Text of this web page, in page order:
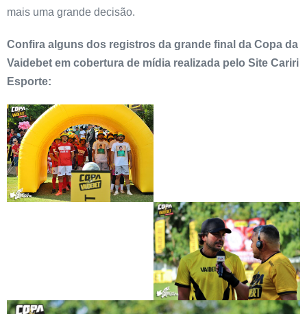
mais uma grande decisão.
Confira alguns dos registros da grande final da Copa da
Vaidebet em cobertura de mídia realizada pelo Site Cariri
Esporte: